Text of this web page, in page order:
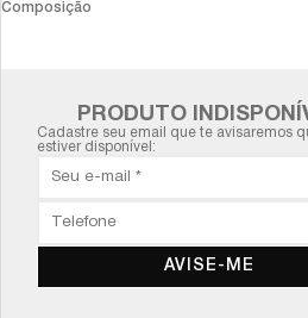
Composição
PRODUTO
Cadastre seu email que te avisaremos
estiver disponível:
AVISE-ME